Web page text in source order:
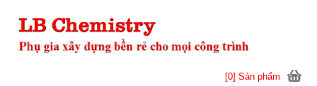
[0] Sản phẩm